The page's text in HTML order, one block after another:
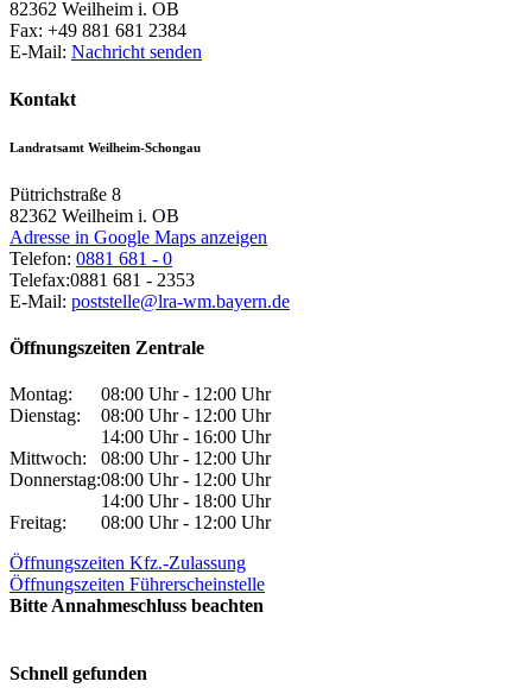
82362 Weilheim i. OB
Fax: +49 881 681 2384
E-Mail: Nachricht senden
Kontakt
Landratsamt Weilheim-Schongau
Pütrichstraße 8
82362 Weilheim i. OB
Adresse in Google Maps anzeigen
Telefon: 0881 681 - 0
Telefax:0881 681 - 2353
E-Mail: poststelle@lra-wm.bayern.de
Öffnungszeiten Zentrale
Montag:
08:00 Uhr - 12:00 Uhr
Dienstag:
08:00 Uhr - 12:00 Uhr
14:00 Uhr - 16:00 Uhr
Mittwoch:
08:00 Uhr - 12:00 Uhr
Donnerstag:08:00 Uhr - 12:00 Uhr
14:00 Uhr - 18:00 Uhr
Freitag:
08:00 Uhr - 12:00 Uhr
Öffnungszeiten Kfz.-Zulassung
Öffnungszeiten Führerscheinstelle
Bitte Annahmeschluss beachten
Schnell gefunden